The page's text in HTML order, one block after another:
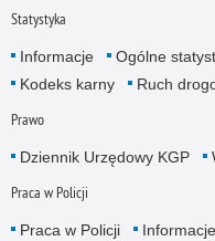
Statystyka
Informacje Ogólne
Kodeks karny
Ruch
Prawo
Dziennik Urzędowy KGP
Praca w Policji
Praca w Policji Informacje